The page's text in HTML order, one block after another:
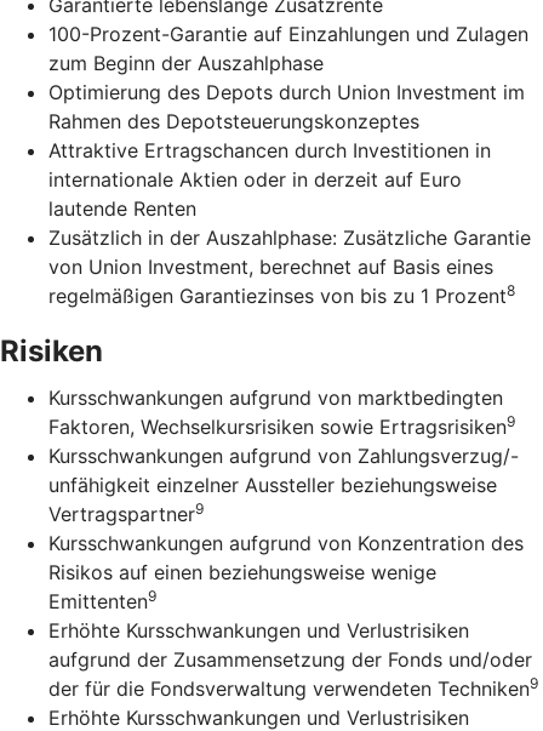
100-Prozent-Garantie auf Einzahlungen und Zulagen
zum Beginn der Auszahlphase
Optimierung des Depots durch Union Investment im
Rahmen des Depotsteuerungskonzeptes
Attraktive Ertragschancen durch Investitionen in
internationale Aktien oder in derzeit auf Euro
lautende Renten
Zusätzlich in der Auszahlphase: Zusätzliche Garantie
von Union Investment, berechnet auf Basis eines
regelmäßigen Garantiezinses von bis zu 1 Prozent8
Risiken
Kursschwankungen aufgrund von marktbedingten
Faktoren, Wechselkursrisiken sowie Ertragsrisiken9
Kursschwankungen aufgrund von Zahlungsverzug/-
unfähigkeit einzelner Aussteller beziehungsweise
Vertragspartner9
Kursschwankungen aufgrund von Konzentration des
Risikos auf einen beziehungsweise wenige
Emittenten9
Erhöhte Kursschwankungen und Verlustrisiken
aufgrund der Zusammensetzung der Fonds und/oder
der für die Fondsverwaltung verwendeten Techniken9
Erhöhte Kursschwankungen und Verlustrisiken